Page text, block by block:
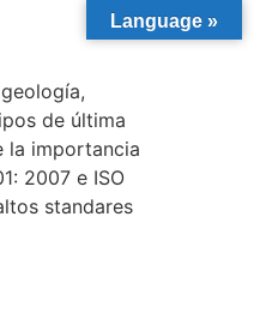
de última
la importancia
2007 e ISO
standares
Language »